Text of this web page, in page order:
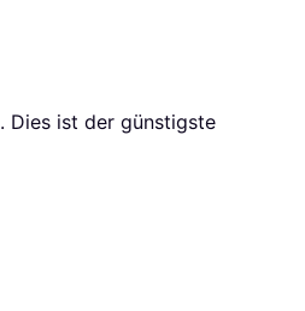
. Dies ist der günstigste